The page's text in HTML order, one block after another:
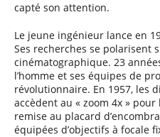
capté son attention.
Le jeune ingénieur lance en
Ses recherches se polarisent
cinématographique. 23
l’homme et ses équipes de
révolutionnaire. En 1957, les
accèdent au « zoom 4x »
remise au placard
équipées d’objectifs à focale